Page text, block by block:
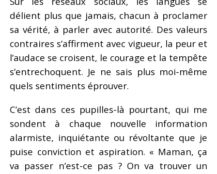
délient plus que jamais, chacun à proclamer
sa vérité, à parler avec autorité. Des valeurs
contraires s’affirment avec vigueur, la peur et
l’audace se croisent, le courage et la tempête
s’entrechoquent. Je ne sais plus moi-même
quels sentiments éprouver.
C’est dans ces pupilles-là pourtant, qui me
sondent à chaque nouvelle information
alarmiste, inquiétante ou révoltante que je
puise conviction et aspiration. « Maman, ça
va passer n’est-ce pas ? On va trouver un